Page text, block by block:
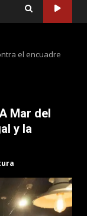
el encuadre
Mar del
y la